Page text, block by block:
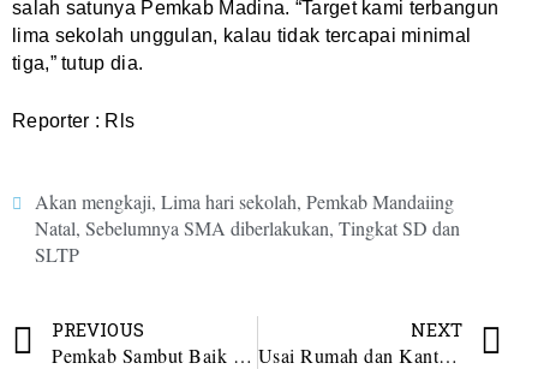
salah satunya Pemkab Madina. “Target kami terbangun
lima sekolah unggulan, kalau tidak tercapai minimal
tiga,” tutup dia.
Reporter : Rls
Akan mengkaji, Lima hari sekolah, Pemkab Mandaiing
Natal, Sebelumnya SMA diberlakukan, Tingkat SD dan
SLTP
PREVIOUS
Pemkab Sambut Baik Peluncuran SIKIMAN Kajari Madina
NEXT
Usai Rumah dan Kantornya Disambagi KPK, Kadis PUPR Madina Tinjau Pengaspalan Jalan Pasar Lama